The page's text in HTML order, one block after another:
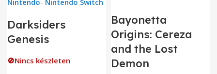
Darksiders
Genesis
🚫Nincs készleten
Bayonetta
Origins: Cereza
and the Lost
Demon